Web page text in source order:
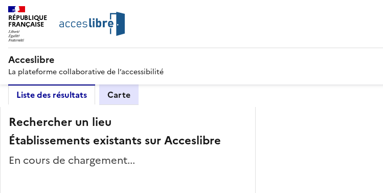
RÉPUBLIQUE
FRANÇAISE
Acceslibre
La plateforme collaborative de l’accessibilité
Liste des résultats Carte
Rechercher un lieu
Établissements existants sur Acceslibre
En cours de chargement...